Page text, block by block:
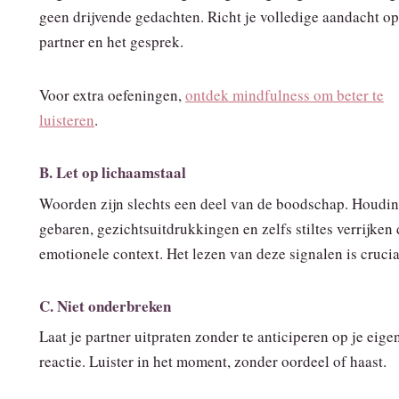
geen drijvende gedachten. Richt je volledige aandacht
partner en het gesprek.
Voor extra oefeningen,ontdek mindfulness om beter te
luisteren.
B. Let op lichaamstaal
Woorden zijn slechts een deel van de boodschap.
gebaren, gezichtsuitdrukkingen en zelfs stiltes verrijken
emotionele context. Het lezen van deze signalen is
C. Niet onderbreken
Laat je partner uitpraten zonder te anticiperen op je
reactie. Luister in het moment, zonder oordeel of haast.